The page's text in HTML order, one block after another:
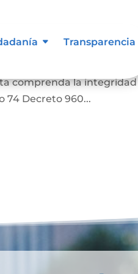
Transparencia
siempre que aquella
comprenda la integridad
74 Decreto 960...